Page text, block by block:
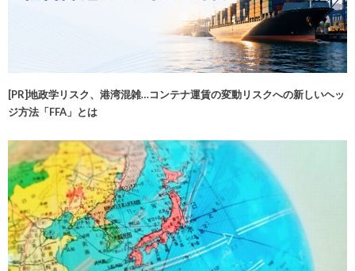
[PR]地政学リスク、港湾混雑…コンテナ運賃の変動リスクへの新しいヘッ
ジ方法「FFA」とは